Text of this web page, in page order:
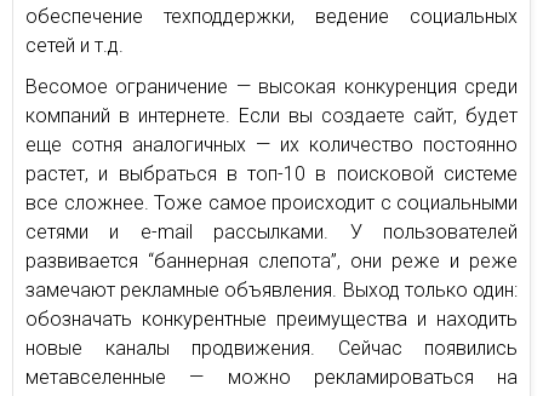
обеспечение техподдержки, ведение социальных
сетей и т.д.
Весомое ограничение — высокая конкуренция среди
компаний в интернете. Если вы создаете сайт, будет
еще сотня аналогичных — их количество постоянно
растет, и выбраться в топ-10 в поисковой системе
все сложнее. Тоже самое происходит с социальными
сетями и e-mail рассылками. У пользователей
развивается “баннерная слепота”, они реже и реже
замечают рекламные объявления. Выход только один:
обозначать конкурентные преимущества и находить
новые каналы продвижения. Сейчас появились
метавселенные — можно рекламироваться на